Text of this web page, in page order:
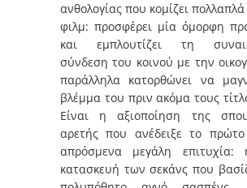
ανθολογίας που κομίζει
φιλμ: προσφέρει μία όμορφη
και εμπλουτίζει τη
σύνδεση του κοινού με την
παράλληλα κατορθώνει να
βλέμμα του πριν ακόμα τους
Είναι η αξιοποίηση της
αρετής που ανέδειξε το
απρόσμενα μεγάλη
κατασκευή των σεκάνς που